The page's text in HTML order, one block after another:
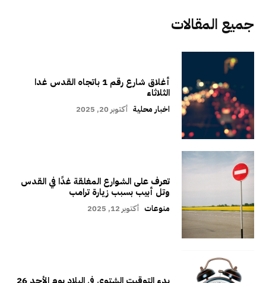
جميع المقالات
أغلاق شارع رقم 1 باتجاه القدس غدا
الثلاثاء
اخبار محلية أكتوبر 20, 2025
تعرف على الشوارع المغلقة غدًا في القدس
وتل أبيب بسبب زيارة ترامب
منوعات أكتوبر 12, 2025
بدء التوقيت الشتوي في البلاد يوم الأحد 26